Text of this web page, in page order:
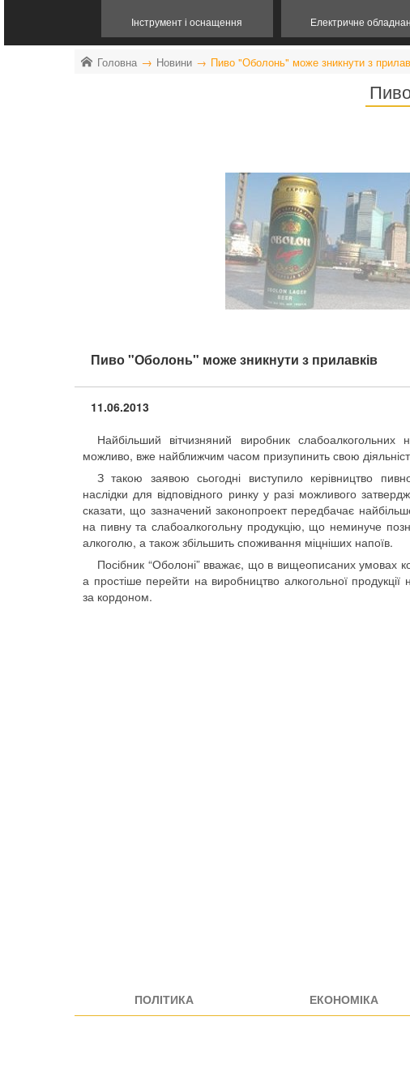
Інструмент і оснащення Електричне
Головна Новини Пиво "Оболонь" може зникнути з
Пиво "Оболонь" може зникнути з прилавків
11.06.2013
Найбільший вітчизняний виробник
можливо, вже найближчим часом призупинить свою
З такою заявою сьогодні виступило керівництво
наслідки для відповідного ринку у разі можливого
сказати, що зазначений законопроект передбачає
на пивну та слабоалкогольну продукцію, що неминуче
алкоголю, а також збільшить споживання міцніших напоїв.
Посібник “Оболоні” вважає, що в вищеописаних умовах
а простіше перейти на виробництво алкогольної продукції
за кордоном.
ПОЛІТИКА ЕКОНОМІКА